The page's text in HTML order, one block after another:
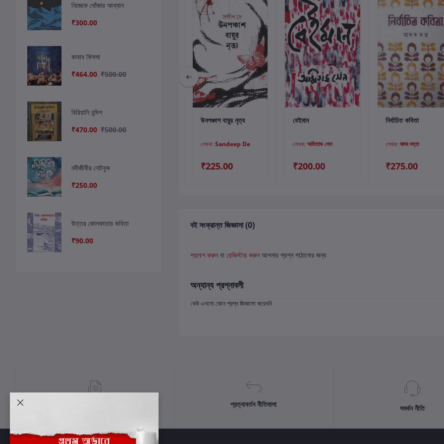
নিজেকে খোঁজার আখ্যান
₹300.00
কাবাব কিসসা
₹464.00 ₹500.00
বিরিয়ানি বন্দিশ
₹470.00 ₹500.00
নদীজীবীর নোটবুক
₹250.00
উত্তর কোলকাতার কবিতা
₹90.00
কার্টে যোগ করুন
ভালোরাখার শব্দগন্ধ
লেখক:যাদব দত্ত
₹180.00 ₹250.00
কার্টে যোগ করুন
উনপঞ্চাশ বায়ুর নৃত্য
লেখক: Sandeep De
₹225.00
কার্টে যোগ করুন
বেইমান
লেখক: অমিতাভ সেন
₹200.00
কার্টে যোগ করুন
নির্বাচিত কবিতা
লেখক: যাদব দত্ত
₹275.00
বই সংক্রান্ত জিজ্ঞাসা (0)
প্রবেশ করুন বা রেজিস্টার করুন আপনার প্রশ্ন পাঠানোর জন্য
অন্যান্য প্রশ্নাবলী
কেউ এখনো কোন প্রশ্ন জিজ্ঞাসা করেননি
প্রত্যাবর্তন নীতিমালা সমর্থন নীতি